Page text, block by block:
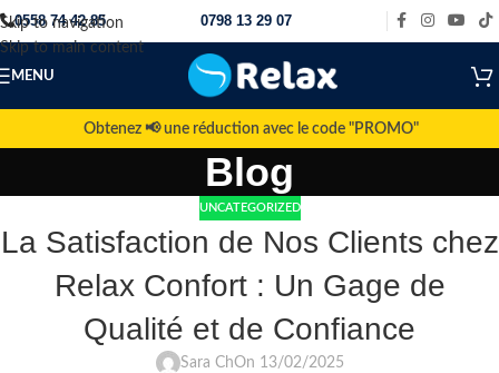
Skip to navigation
Skip to main content
0558 74 42 85 0798 13 29 07
MENU
Obtenez 📢 une réduction avec le code "PROMO"
Blog
UNCATEGORIZED
La Satisfaction de Nos Clients chez
Relax Confort : Un Gage de
Qualité et de Confiance
Sara ChOn 13/02/2025